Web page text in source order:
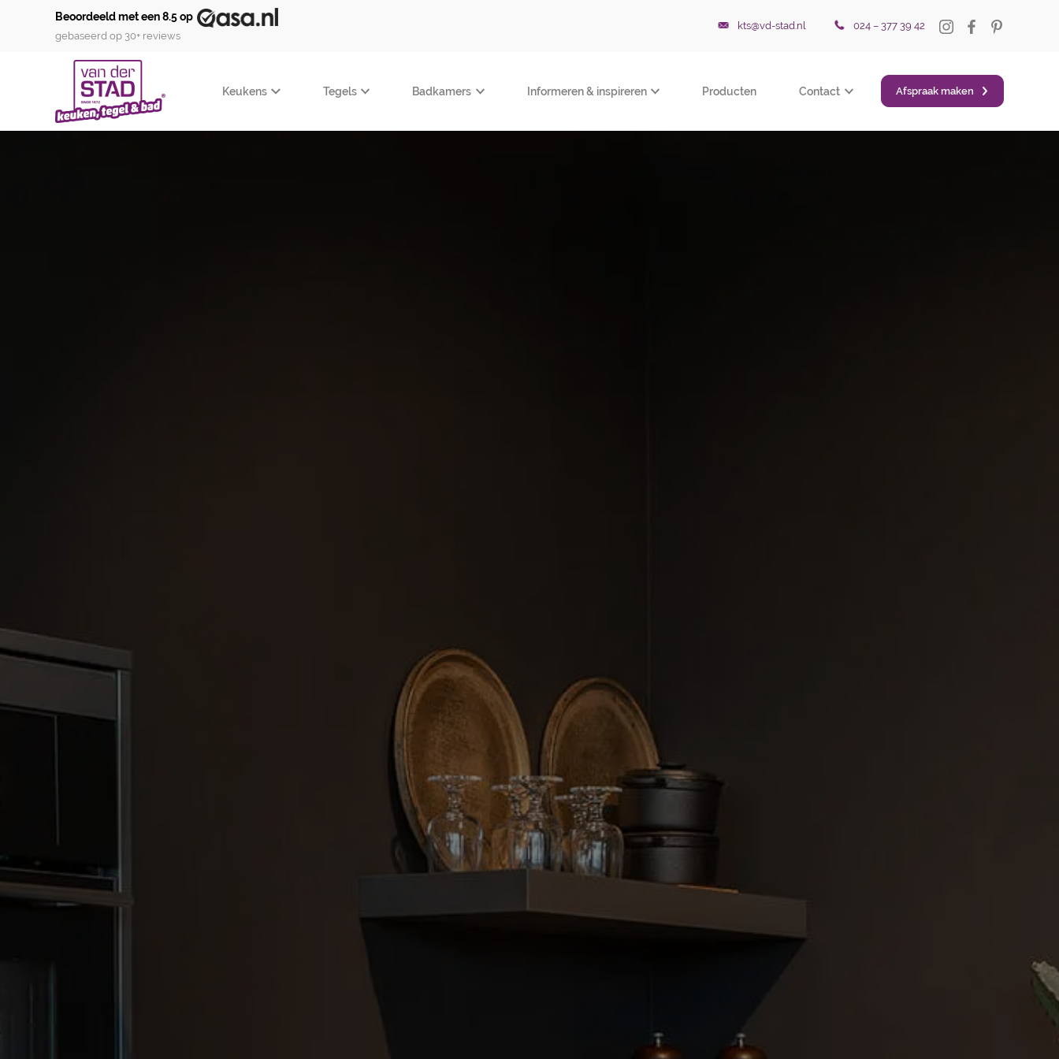
Beoordeeld met een 8.5 op
gebaseerd op 30+ reviews
kts@vd-stad.nl 024 – 377 39 42
Keukens Tegels Badkamers Informeren & inspireren Producten Contact Afspraak maken